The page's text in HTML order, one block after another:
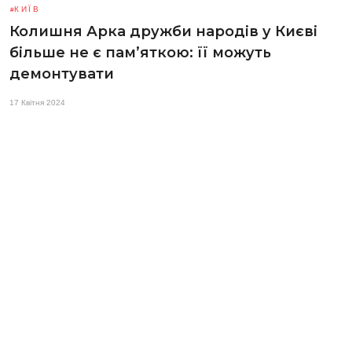
КИЇВ
Колишня Арка дружби народів у Києві
більше не є памʼяткою: її можуть
демонтувати
17 Квітня 2024